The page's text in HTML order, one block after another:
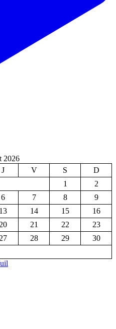
2026
J V S
D
1
2
6 7 8
9
13 14 15
16
20 21 22
23
27 28 29
30